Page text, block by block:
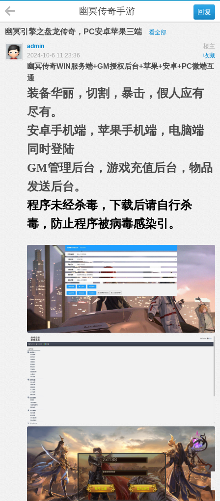
回复
幽冥传奇手游
幽冥引擎之盘龙传奇，PC安卓苹果三端
看全部
楼主
admin
收藏
2024-10-6 11:23:36
幽冥传奇WIN服务端+GM授权后台+苹果+安卓+PC微端互
通
装备华丽，切割，暴击，假人应有
尽有。
安卓手机端，苹果手机端，电脑端
同时登陆
GM管理后台，游戏充值后台，物品
发送后台。
程序未经杀毒，下载后请自行杀
毒，防止程序被病毒感染引。